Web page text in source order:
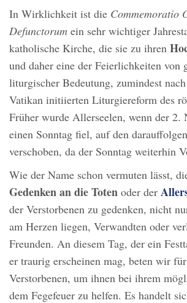
In Wirklichkeit ist die Commemoratio
Defunctorum ein sehr wichtiger
katholische Kirche, die sie zu ihren
und daher eine der Feierlichkeiten von
liturgischer Bedeutung, zumindest
Vatikan initiierten Liturgiereform des
Früher wurde Allerseelen, wenn der 2.
einen Sonntag fiel, auf den
verschoben, da der Sonntag weiterhin
Wie der Name schon vermuten lässt,
Gedenken an die Toten oder der
der Verstorbenen zu gedenken, nicht
am Herzen liegen, Verwandten oder
Freunden. An diesem Tag, der ein
er traurig erscheinen mag, beten wir
Verstorbenen, um ihnen bei ihrem
dem Fegefeuer zu helfen. Es handelt